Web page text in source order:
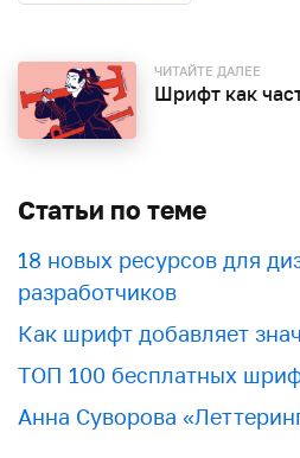
ЧИТАЙТЕ ДАЛЕЕ
Шрифт как
Статьи по теме
18 новых ресурсов для
разработчиков
Как шрифт добавляет
ТОП 100 бесплатных
Анна Суворова